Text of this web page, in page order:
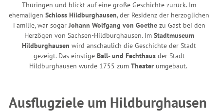
Thüringen und blickt auf eine große Geschichte zurück. Im
ehemaligen Schloss Hildburghausen, der Residenz der herzoglichen
Familie, war sogarJohann Wolfgang von Goethezu Gast bei den
Herzögen von Sachsen-Hildburghausen. Im Stadtmuseum
Hildburghausen wird anschaulich die Geschichte der Stadt
gezeigt. Das einstige Ball- und Fechthaus der Stadt
Hildburghausen wurde 1755 zum Theater umgebaut.
Ausflugziele um Hildburghausen